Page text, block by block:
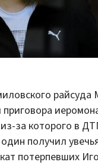
райсуда
за которого в
получил
потерпевших